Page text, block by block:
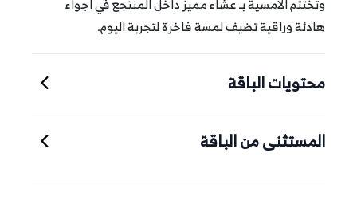
هادئة وراقية تضيف لمسة فاخرة لتجربة اليوم.
محتويات الباقة
المستثنى من الباقة